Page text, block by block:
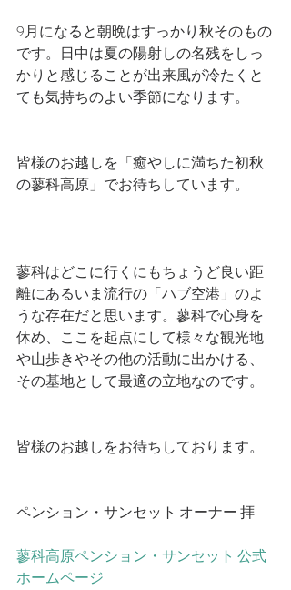
9月になると朝晩はすっかり秋そのもの
です。日中は夏の陽射しの名残をしっ
かりと感じることが出来風が冷たくと
ても気持ちのよい季節になります。
皆様のお越しを「癒やしに満ちた初秋
の蓼科高原」でお待ちしています。
蓼科はどこに行くにもちょうど良い距
離にあるいま流行の「ハブ空港」のよ
うな存在だと思います。蓼科で心身を
休め、ここを起点にして様々な観光地
や山歩きやその他の活動に出かける、
その基地として最適の立地なのです。
皆様のお越しをお待ちしております。
ペンション・サンセット オーナー 拝
蓼科高原ペンション・サンセット 公式
ホームページ